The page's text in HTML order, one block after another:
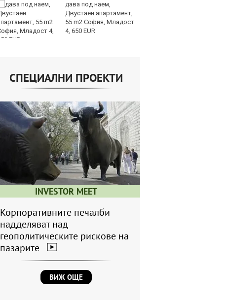
дава под наем,
Двустаен апартамент,
55 m2 София, Младост
4, 650 EUR
СПЕЦИАЛНИ ПРОЕКТИ
INVESTOR MEET
Корпоративните печалби
надделяват над
геополитическите рискове на
пазарите
ВИЖ ОЩЕ